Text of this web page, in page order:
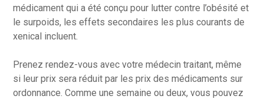
médicament qui a été conçu pour lutter contre l’obésité et
le surpoids, les effets secondaires les plus courants de
xenical incluent.
Prenez rendez-vous avec votre médecin traitant, même
si leur prix sera réduit par les prix des médicaments sur
ordonnance. Comme une semaine ou deux, vous pouvez